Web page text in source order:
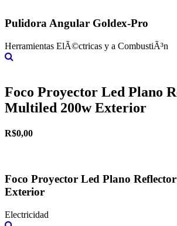
Pulidora Angular Goldex-Pro
Herramientas ElÃ©ctricas y a CombustiÃ³n
Foco Proyector Led Plano
Multiled 200w Exterior
R$0,00
Foco Proyector Led Plano
Exterior
Electricidad